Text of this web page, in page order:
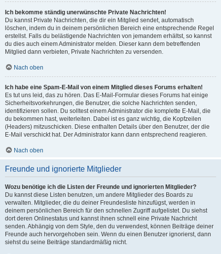
Ich bekomme ständig unerwünschte Private Nachrichten!
Du kannst Private Nachrichten, die dir ein Mitglied sendet, automatisch
löschen, indem du in deinem persönlichen Bereich eine entsprechende Regel
erstellst. Falls du belästigende Nachrichten von jemandem erhältst, so kannst
du dies auch einem Administrator melden. Dieser kann dem betreffenden
Mitglied dann verbieten, Private Nachrichten zu versenden.
Nach oben
Ich habe eine Spam-E-Mail von einem Mitglied dieses Forums erhalten!
Es tut uns leid, das zu hören. Das E-Mail-Formular dieses Forums hat einige
Sicherheitsvorkehrungen, die Benutzer, die solche Nachrichten senden,
identifizieren sollen. Du solltest einem Administrator die komplette E-Mail, die
du bekommen hast, weiterleiten. Dabei ist es ganz wichtig, die Kopfzeilen
(Headers) mitzuschicken. Diese enthalten Details über den Benutzer, der die
E-Mail verschickt hat. Der Administrator kann dann entsprechend reagieren.
Nach oben
Freunde und ignorierte Mitglieder
Wozu benötige ich die Listen der Freunde und ignorierten Mitglieder?
Du kannst diese Listen benutzen, um andere Mitglieder des Boards zu
verwalten. Mitglieder, die du deiner Freundesliste hinzufügst, werden in
deinem persönlichen Bereich für den schnellen Zugriff aufgelistet. Du siehst
dort deren Onlinestatus und kannst ihnen schnell eine Private Nachricht
senden. Abhängig von dem Style, den du verwendest, können Beiträge deiner
Freunde auch hervorgehoben sein. Wenn du einen Benutzer ignorierst, dann
siehst du seine Beiträge standardmäßig nicht.